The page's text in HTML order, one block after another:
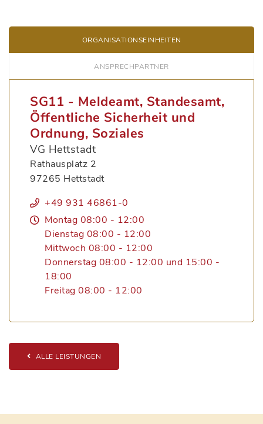
ORGANISATIONS­EINHEITEN
ANSPRECH­PARTNER
SG11 - Meldeamt, Standesamt,
Öffentliche Sicherheit und
Ordnung, Soziales
VG Hettstadt
Rathausplatz 2
97265 Hettstadt
+49 931 46861-0
Montag 08:00 - 12:00
Dienstag 08:00 - 12:00
Mittwoch 08:00 - 12:00
Donnerstag 08:00 - 12:00 und 15:00 -
18:00
Freitag 08:00 - 12:00
ALLE LEISTUNGEN